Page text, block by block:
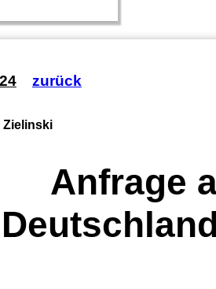
zurück
Zielinski
Anfrage